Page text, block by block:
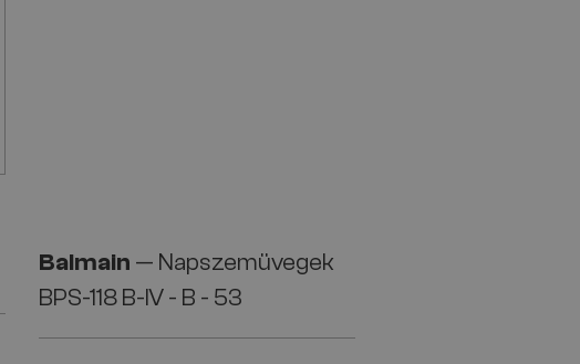
Balmain — Napszemüvegek
BPS-118 B-IV - B - 53